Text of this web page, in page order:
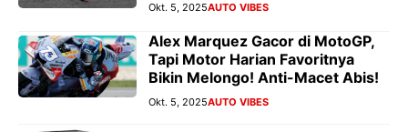
Okt. 5, 2025AUTO VIBES
Alex Marquez Gacor di MotoGP,
Tapi Motor Harian Favoritnya
Bikin Melongo! Anti-Macet Abis!
Okt. 5, 2025AUTO VIBES